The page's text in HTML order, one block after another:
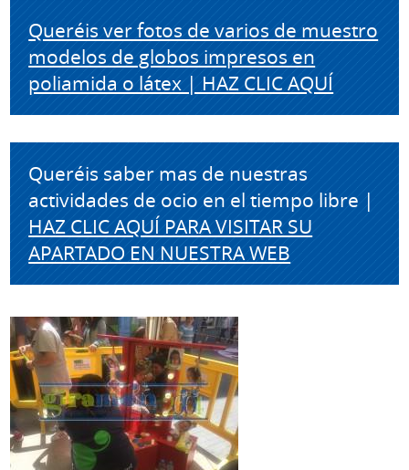
Queréis ver fotos de varios de muestro
modelos de globos impresos en
poliamida o látex | HAZ CLIC AQUÍ
Queréis saber mas de nuestras
actividades de ocio en el tiempo libre |
HAZ CLIC AQUÍ PARA VISITAR SU
APARTADO EN NUESTRA WEB